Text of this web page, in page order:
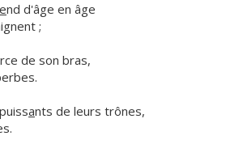
end d'âge en âge
;
rce de son bras,
ants de leurs trônes,